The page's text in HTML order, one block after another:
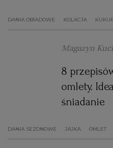
DANIA OBIADOWE KOLACJA
Magazyn
8
omlety.
śniadanie
DANIA SEZONOWE JAJKA OMLET